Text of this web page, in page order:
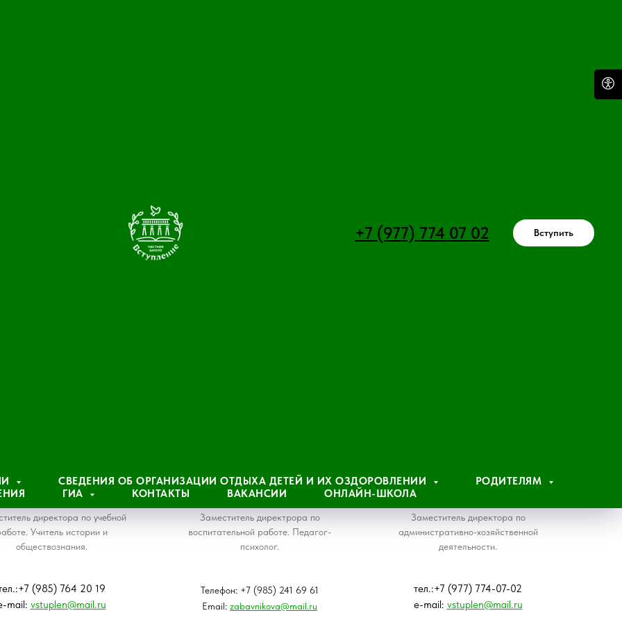
+7 (977) 774 07 02 Вступить
СВЕДЕНИЯ ОБ ОРГАНИЗАЦИИ ОТДЫХА ДЕТЕЙ И ИХ ОЗДОРОВЛЕНИИ
РОДИТЕЛЯМ
ГИА КОНТАКТЫ ВАКАНСИИ ОНЛАЙН-ШКОЛА
Тамара
Васильевна
директора по учебной
Учитель истории и
обществознания.
(985) 764 20 19
mail: vstuplen@mail.ru
Татьяна
Владиленовна
Заместитель директрора по
воспитательной работе. Педагог-
психолог.
Телефон: +7 (985) 241 69 61
Email: zabavnikova@mail.ru
Юлия
Заместитель директора по
административно-хозяйственной
деятельности.
тел.:+7 (977) 774-07-02
e-mail: vstuplen@mail.ru